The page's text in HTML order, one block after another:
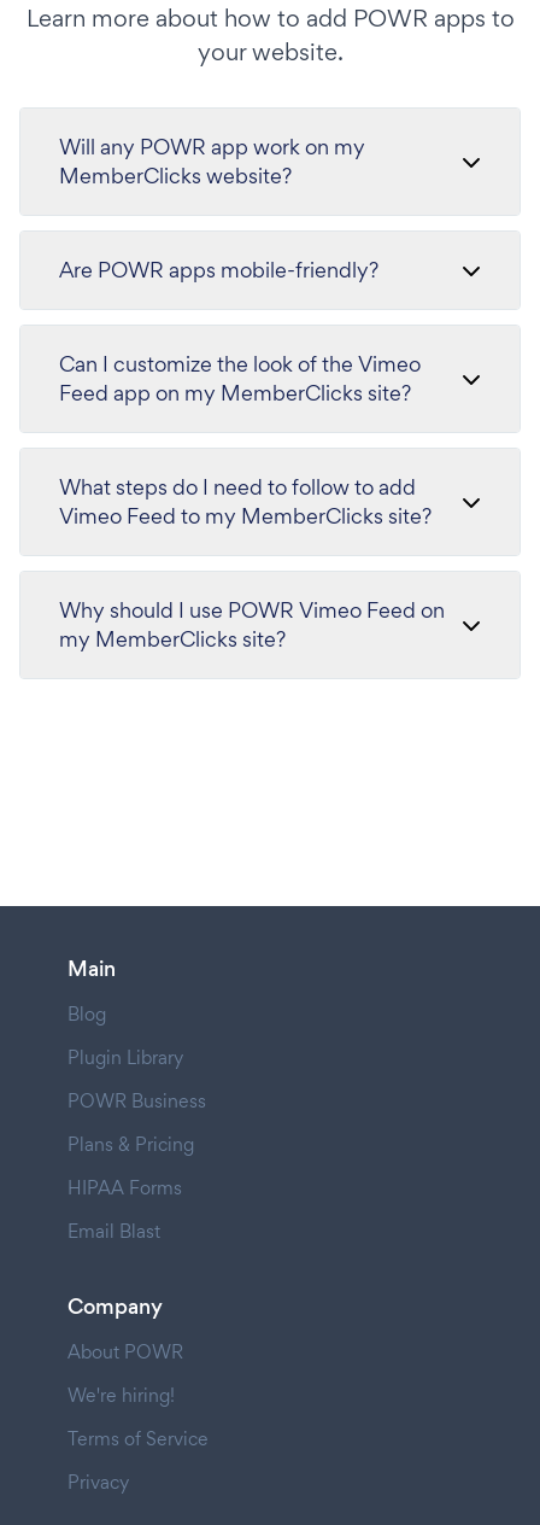
Learn more about how to add POWR apps to
your website.
Will any POWR app work on my
MemberClicks website?
Are POWR apps mobile-friendly?
Can I customize the look of the Vimeo
Feed app on my MemberClicks site?
What steps do I need to follow to add
Vimeo Feed to my MemberClicks site?
Why should I use POWR Vimeo Feed on
my MemberClicks site?
Main
Blog
Plugin Library
POWR Business
Plans & Pricing
HIPAA Forms
Email Blast
Company
About POWR
We're hiring!
Terms of Service
Privacy